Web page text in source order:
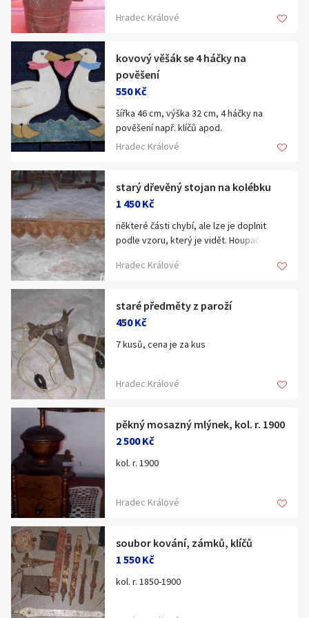
Hradec Králové
kovový věšák se 4 háčky na
pověšení
550 Kč
šířka 46 cm, výška 32 cm, 4 háčky na
pověšení např. klíčů apod.
Hradec Králové
starý dřevěný stojan na kolébku
1 450 Kč
některé části chybí, ale lze je doplnit
podle vzoru, který je vidět. Houpačka pro
šířka 130 cm, hloubka 75 cm
Hradec Králové
staré předměty z paroží
450 Kč
7 kusů, cena je za kus
Hradec Králové
pěkný mosazný mlýnek, kol. r. 1900
2 500 Kč
kol. r. 1900
Hradec Králové
soubor kování, zámků, klíčů
1 550 Kč
kol. r. 1850-1900